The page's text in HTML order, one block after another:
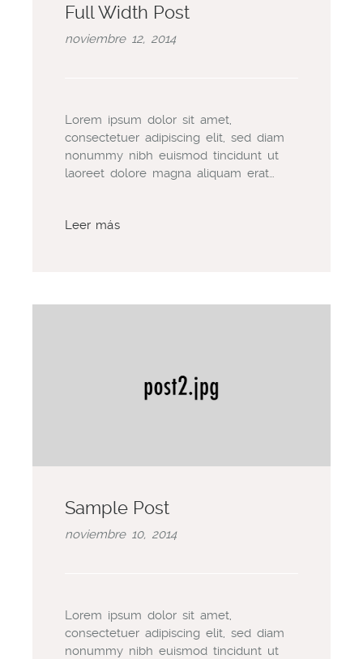
Full Width Post
noviembre 12, 2014
Lorem ipsum dolor sit amet,
consectetuer adipiscing elit, sed diam
nonummy nibh euismod tincidunt ut
laoreet dolore magna aliquam erat…
Leer más
Sample Post
noviembre 10, 2014
Lorem ipsum dolor sit amet,
consectetuer adipiscing elit, sed diam
nonummy nibh euismod tincidunt ut